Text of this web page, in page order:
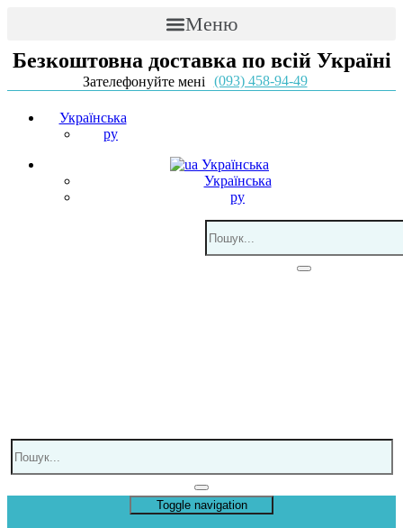
Меню
Безкоштовна доставка по всій Україні
Зателефонуйте мені (093) 458-94-49
Українська
ру
Українська
Українська
ру
Toggle navigation